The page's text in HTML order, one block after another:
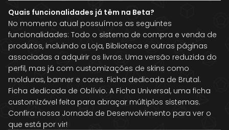
Quais funcionalidades já têm na Beta?
No momento atual possuímos as seguintes
funcionalidades: Todo o sistema de compra e venda de
produtos, incluindo a Loja, Biblioteca e outras páginas
associadas a adquirir os livros. Uma versão reduzida do
perfil, mas já com customizações de skins como
molduras, banner e cores. Ficha dedicada de Brutal.
Ficha dedicada de Oblívio. A Ficha Universal, uma ficha
customizável feita para abraçar múltiplos sistemas.
Confira nossa Jornada de Desenvolvimento para ver o
que está por vir!